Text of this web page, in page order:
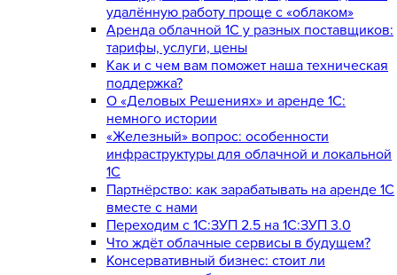
удалённую работу проще с «облаком»
Аренда облачной 1С у разных поставщиков:
тарифы, услуги, цены
Как и с чем вам поможет наша техническая
поддержка?
О «Деловых Решениях» и аренде 1С:
немного истории
«Железный» вопрос: особенности
инфраструктуры для облачной и локальной
1С
Партнёрство: как зарабатывать на аренде 1С
вместе с нами
Переходим с 1С:ЗУП 2.5 на 1С:ЗУП 3.0
Что ждёт облачные сервисы в будущем?
Консервативный бизнес: стоит ли